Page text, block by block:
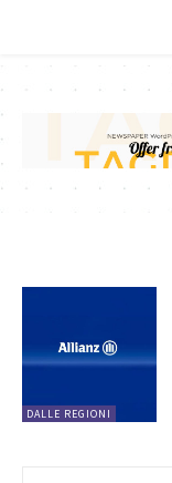
DALLE REGIONI